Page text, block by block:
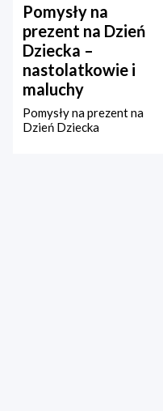
Pomysły na
prezent na Dzień
Dziecka –
nastolatkowie i
maluchy
Pomysły na prezent na
Dzień Dziecka